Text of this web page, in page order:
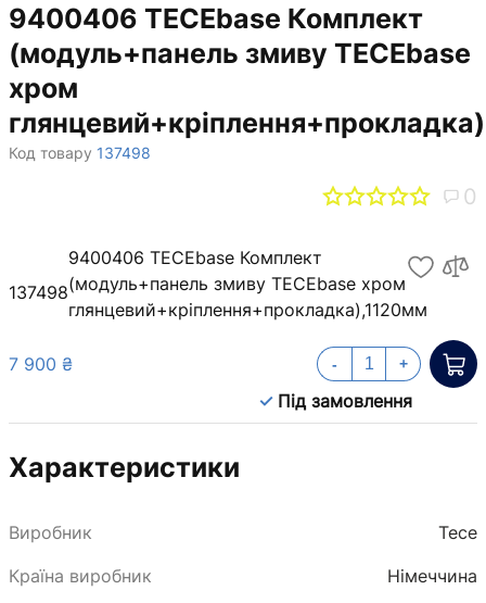
9400406 TECEbase Комплект
(модуль+панель змиву TECEbase
хром
Код товару 137498
0
137498
9400406 TECEbase Комплект
(модуль+панель змиву TECEbase хром
глянцевий+кріплення+прокладка),1120мм
7 900 ₴
Під замовлення
- +
Характеристики
Виробник
Tece
Країна виробник
Німеччина